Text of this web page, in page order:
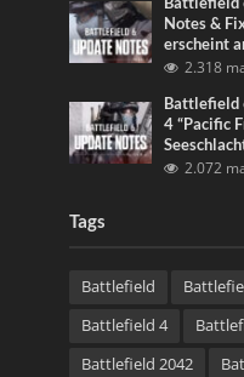
Notes &
erscheint
2.318
Battlefield
4 “Pacific
2.072
Tags
Battlefield
Battlefield 4
Battlefield 2042